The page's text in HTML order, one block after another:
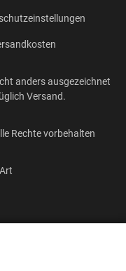
anders ausgezeichnet
Versand.
Rechte vorbehalten